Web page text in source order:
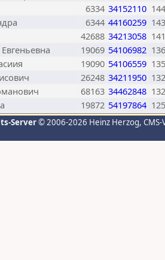
6334 34152110
6344 44160259
42688 34213058
19069 54106982
19090 54106559
26248 34211950
68163 34462848
19872 54197864
Server© 2006-2026 Heinz Herzog,